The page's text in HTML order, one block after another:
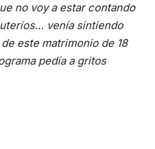
no voy a estar contando
venía sintiendo
este matrimonio de 18
pedía a gritos